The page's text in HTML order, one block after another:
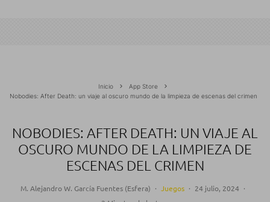
Inicio
App Store
Nobodies: After Death: un viaje al oscuro mundo de la limpieza de escenas del crimen
NOBODIES: AFTER DEATH: UN VIAJE AL
OSCURO MUNDO DE LA LIMPIEZA DE
ESCENAS DEL CRIMEN
M. Alejandro W. García Fuentes (Esfera) · Juegos · 24 julio, 2024 ·